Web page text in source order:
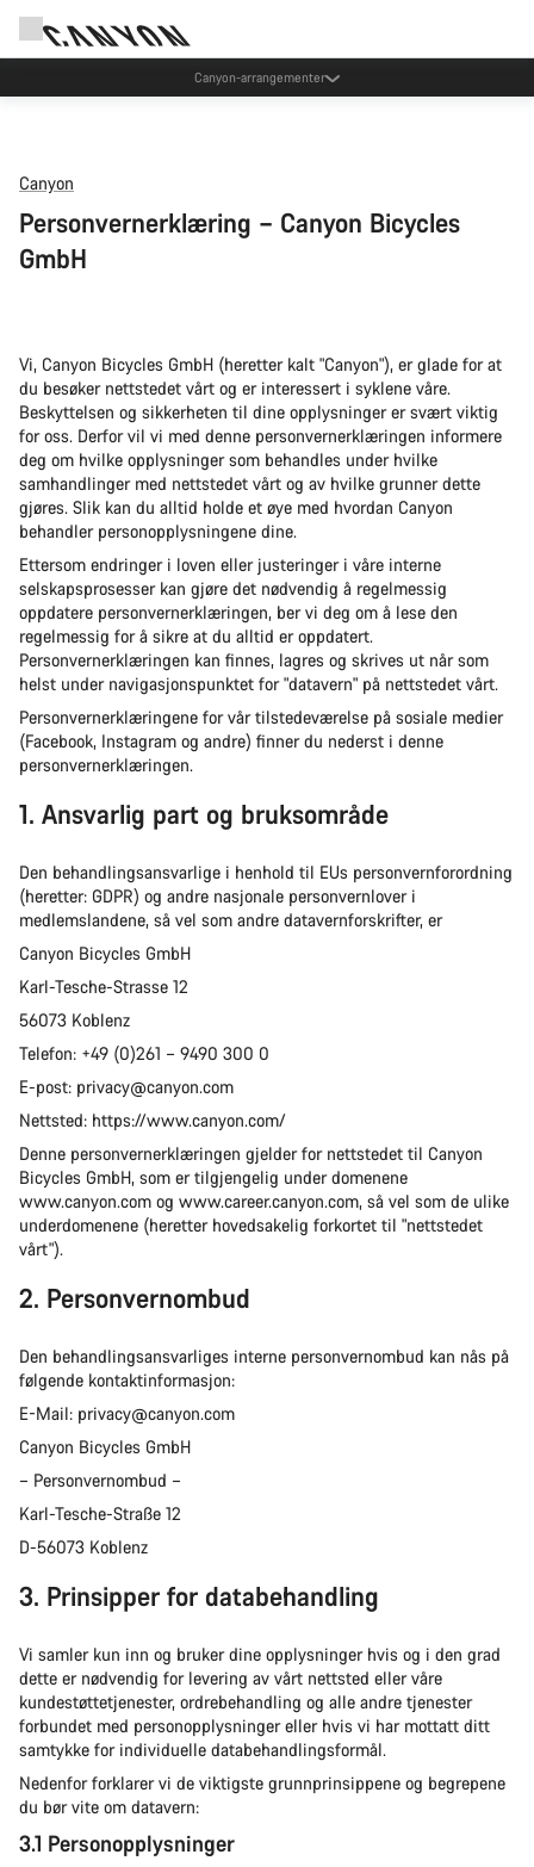
Canyon-arrangementer
Canyon
Personvernerklæring – Canyon Bicycles
GmbH
Vi, Canyon Bicycles GmbH (heretter kalt "Canyon"), er glade for at
du besøker nettstedet vårt og er interessert i syklene våre.
Beskyttelsen og sikkerheten til dine opplysninger er svært viktig
for oss. Derfor vil vi med denne personvernerklæringen informere
deg om hvilke opplysninger som behandles under hvilke
samhandlinger med nettstedet vårt og av hvilke grunner dette
gjøres. Slik kan du alltid holde et øye med hvordan Canyon
behandler personopplysningene dine.
Ettersom endringer i loven eller justeringer i våre interne
selskapsprosesser kan gjøre det nødvendig å regelmessig
oppdatere personvernerklæringen, ber vi deg om å lese den
regelmessig for å sikre at du alltid er oppdatert.
Personvernerklæringen kan finnes, lagres og skrives ut når som
helst under navigasjonspunktet for "datavern" på nettstedet vårt.
Personvernerklæringene for vår tilstedeværelse på sosiale medier
(Facebook, Instagram og andre) finner du nederst i denne
personvernerklæringen.
1. Ansvarlig part og bruksområde
Den behandlingsansvarlige i henhold til EUs personvernforordning
(heretter: GDPR) og andre nasjonale personvernlover i
medlemslandene, så vel som andre datavernforskrifter, er
Canyon Bicycles GmbH
Karl-Tesche-Strasse 12
56073 Koblenz
Telefon: +49 (0)261 – 9490 300 0
E-post: privacy@canyon.com
Nettsted: https://www.canyon.com/
Denne personvernerklæringen gjelder for nettstedet til Canyon
Bicycles GmbH, som er tilgjengelig under domenene
www.canyon.com og www.career.canyon.com, så vel som de ulike
underdomenene (heretter hovedsakelig forkortet til "nettstedet
vårt").
2. Personvernombud
Den behandlingsansvarliges interne personvernombud kan nås på
følgende kontaktinformasjon:
E-Mail: privacy@canyon.com
Canyon Bicycles GmbH
– Personvernombud –
Karl-Tesche-Straße 12
D-56073 Koblenz
3. Prinsipper for databehandling
Vi samler kun inn og bruker dine opplysninger hvis og i den grad
dette er nødvendig for levering av vårt nettsted eller våre
kundestøttetjenester, ordrebehandling og alle andre tjenester
forbundet med personopplysninger eller hvis vi har mottatt ditt
samtykke for individuelle databehandlingsformål.
Nedenfor forklarer vi de viktigste grunnprinsippene og begrepene
du bør vite om datavern:
3.1 Personopplysninger